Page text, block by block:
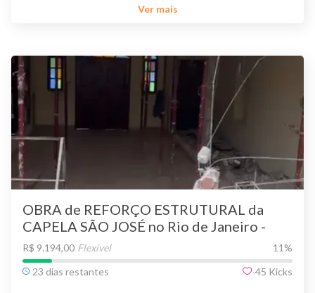
Ver mais
OBRA de REFORÇO ESTRUTURAL da
CAPELA SÃO JOSÉ no Rio de Janeiro -
AJUDE-NOS!
R$ 9.194,00 Flexível 11 %
23 dias restantes
45 Kicks